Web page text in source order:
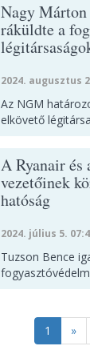
Nagy
ráküldte a
2024. augusztus
Az NGM
elkövető
A Ryanair
vezetőinek
hatóság
2024. július 5.
Tuzson Bence
1 »